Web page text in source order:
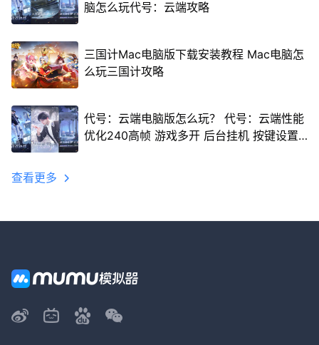
脑怎么玩代号：云端攻略
三国计Mac电脑版下载安装教程 Mac电脑怎
么玩三国计攻略
代号：云端电脑版怎么玩？ 代号：云端性能
优化240高帧 游戏多开 后台挂机 按键设置
查看更多